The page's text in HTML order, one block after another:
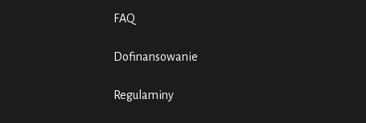
FAQ
Dofinansowanie
Regulaminy